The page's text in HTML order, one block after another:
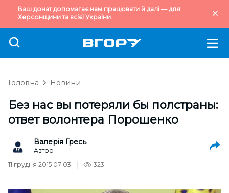
Ваш донат допомагає нам працювати й далі — для
Херсонщини та всієї України.
Головна Новини
Без нас вы потеряли бы полстраны:
ответ волонтера Порошенко
Валерія Гресь
Автор
11 грудня 2015 07:03
323